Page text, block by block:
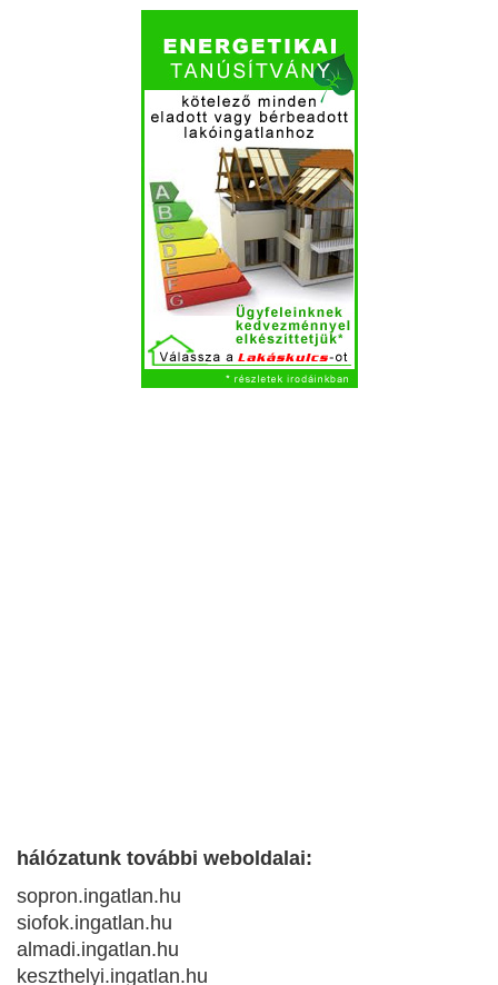
hálózatunk további weboldalai:
sopron.ingatlan.hu
siofok.ingatlan.hu
almadi.ingatlan.hu
keszthelyi.ingatlan.hu